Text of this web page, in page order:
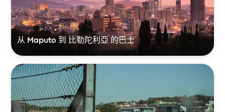
从 Maputo 到 比勒陀利亞 的巴士